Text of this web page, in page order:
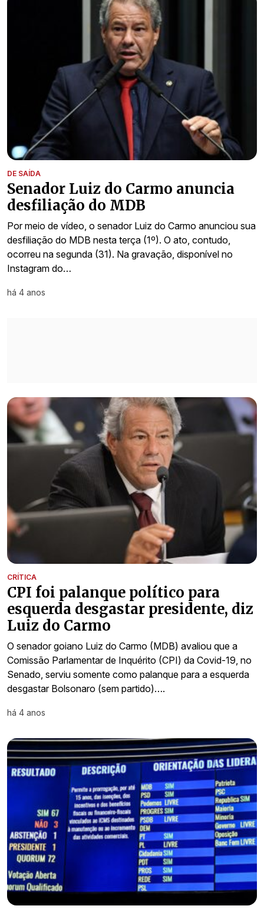
DE SAÍDA
Senador Luiz do Carmo anuncia
desfiliação do MDB
Por meio de vídeo, o senador Luiz do Carmo anunciou sua
desfiliação do MDB nesta terça (1º). O ato, contudo,
ocorreu na segunda (31). Na gravação, disponível no
Instagram do…
há 4 anos
CRÍTICA
CPI foi palanque político para
esquerda desgastar presidente, diz
Luiz do Carmo
O senador goiano Luiz do Carmo (MDB) avaliou que a
Comissão Parlamentar de Inquérito (CPI) da Covid-19, no
Senado, serviu somente como palanque para a esquerda
desgastar Bolsonaro (sem partido)….
há 4 anos